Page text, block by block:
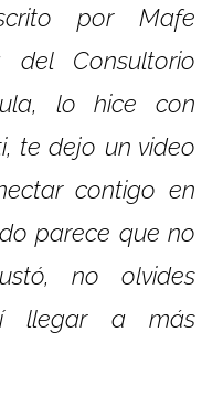
por Mafe
del Consultorio
lo hice con
te dejo un video
contigo en
parece que no
no olvides
llegar a más